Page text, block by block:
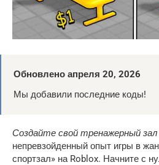
Обновлено апреля 20, 2026
Мы добавили последние коды!
Создайте свой тренажерный зал
непревзойденный опыт игры в
спортзал» на Roblox. Начните с